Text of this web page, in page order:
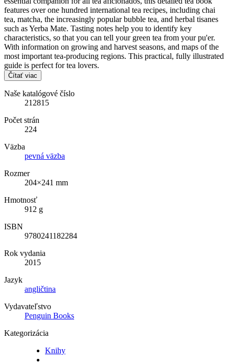
features over one hundred international tea recipes, including chai
tea, matcha, the increasingly popular bubble tea, and herbal tisanes
such as Yerba Mate. Tasting notes help you to identify key
characteristics, so that you can tell your green tea from your pu'er.
With information on growing and harvest seasons, and maps of the
most important tea-producing regions. This practical, fully illustrated
guide is perfect for tea lovers.
Čítať viac
Naše katalógové číslo
212815
Počet strán
224
Väzba
pevná väzba
Rozmer
204×241 mm
Hmotnosť
912 g
ISBN
9780241182284
Rok vydania
2015
Jazyk
angličtina
Vydavateľstvo
Penguin Books
Kategorizácia
Knihy